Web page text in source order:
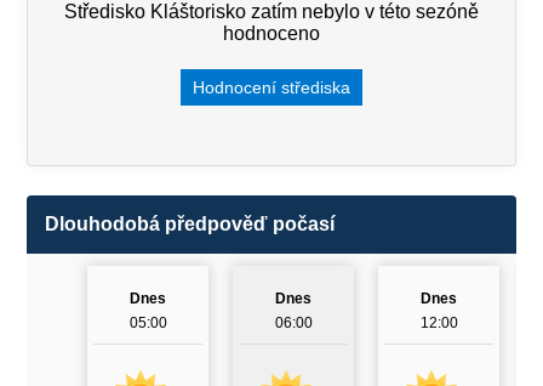
Středisko Kláštorisko zatím nebylo v této sezóně
hodnoceno
Hodnocení střediska
Dlouhodobá předpověď počasí
Dnes
05:00
Dnes
06:00
Dnes
12:00